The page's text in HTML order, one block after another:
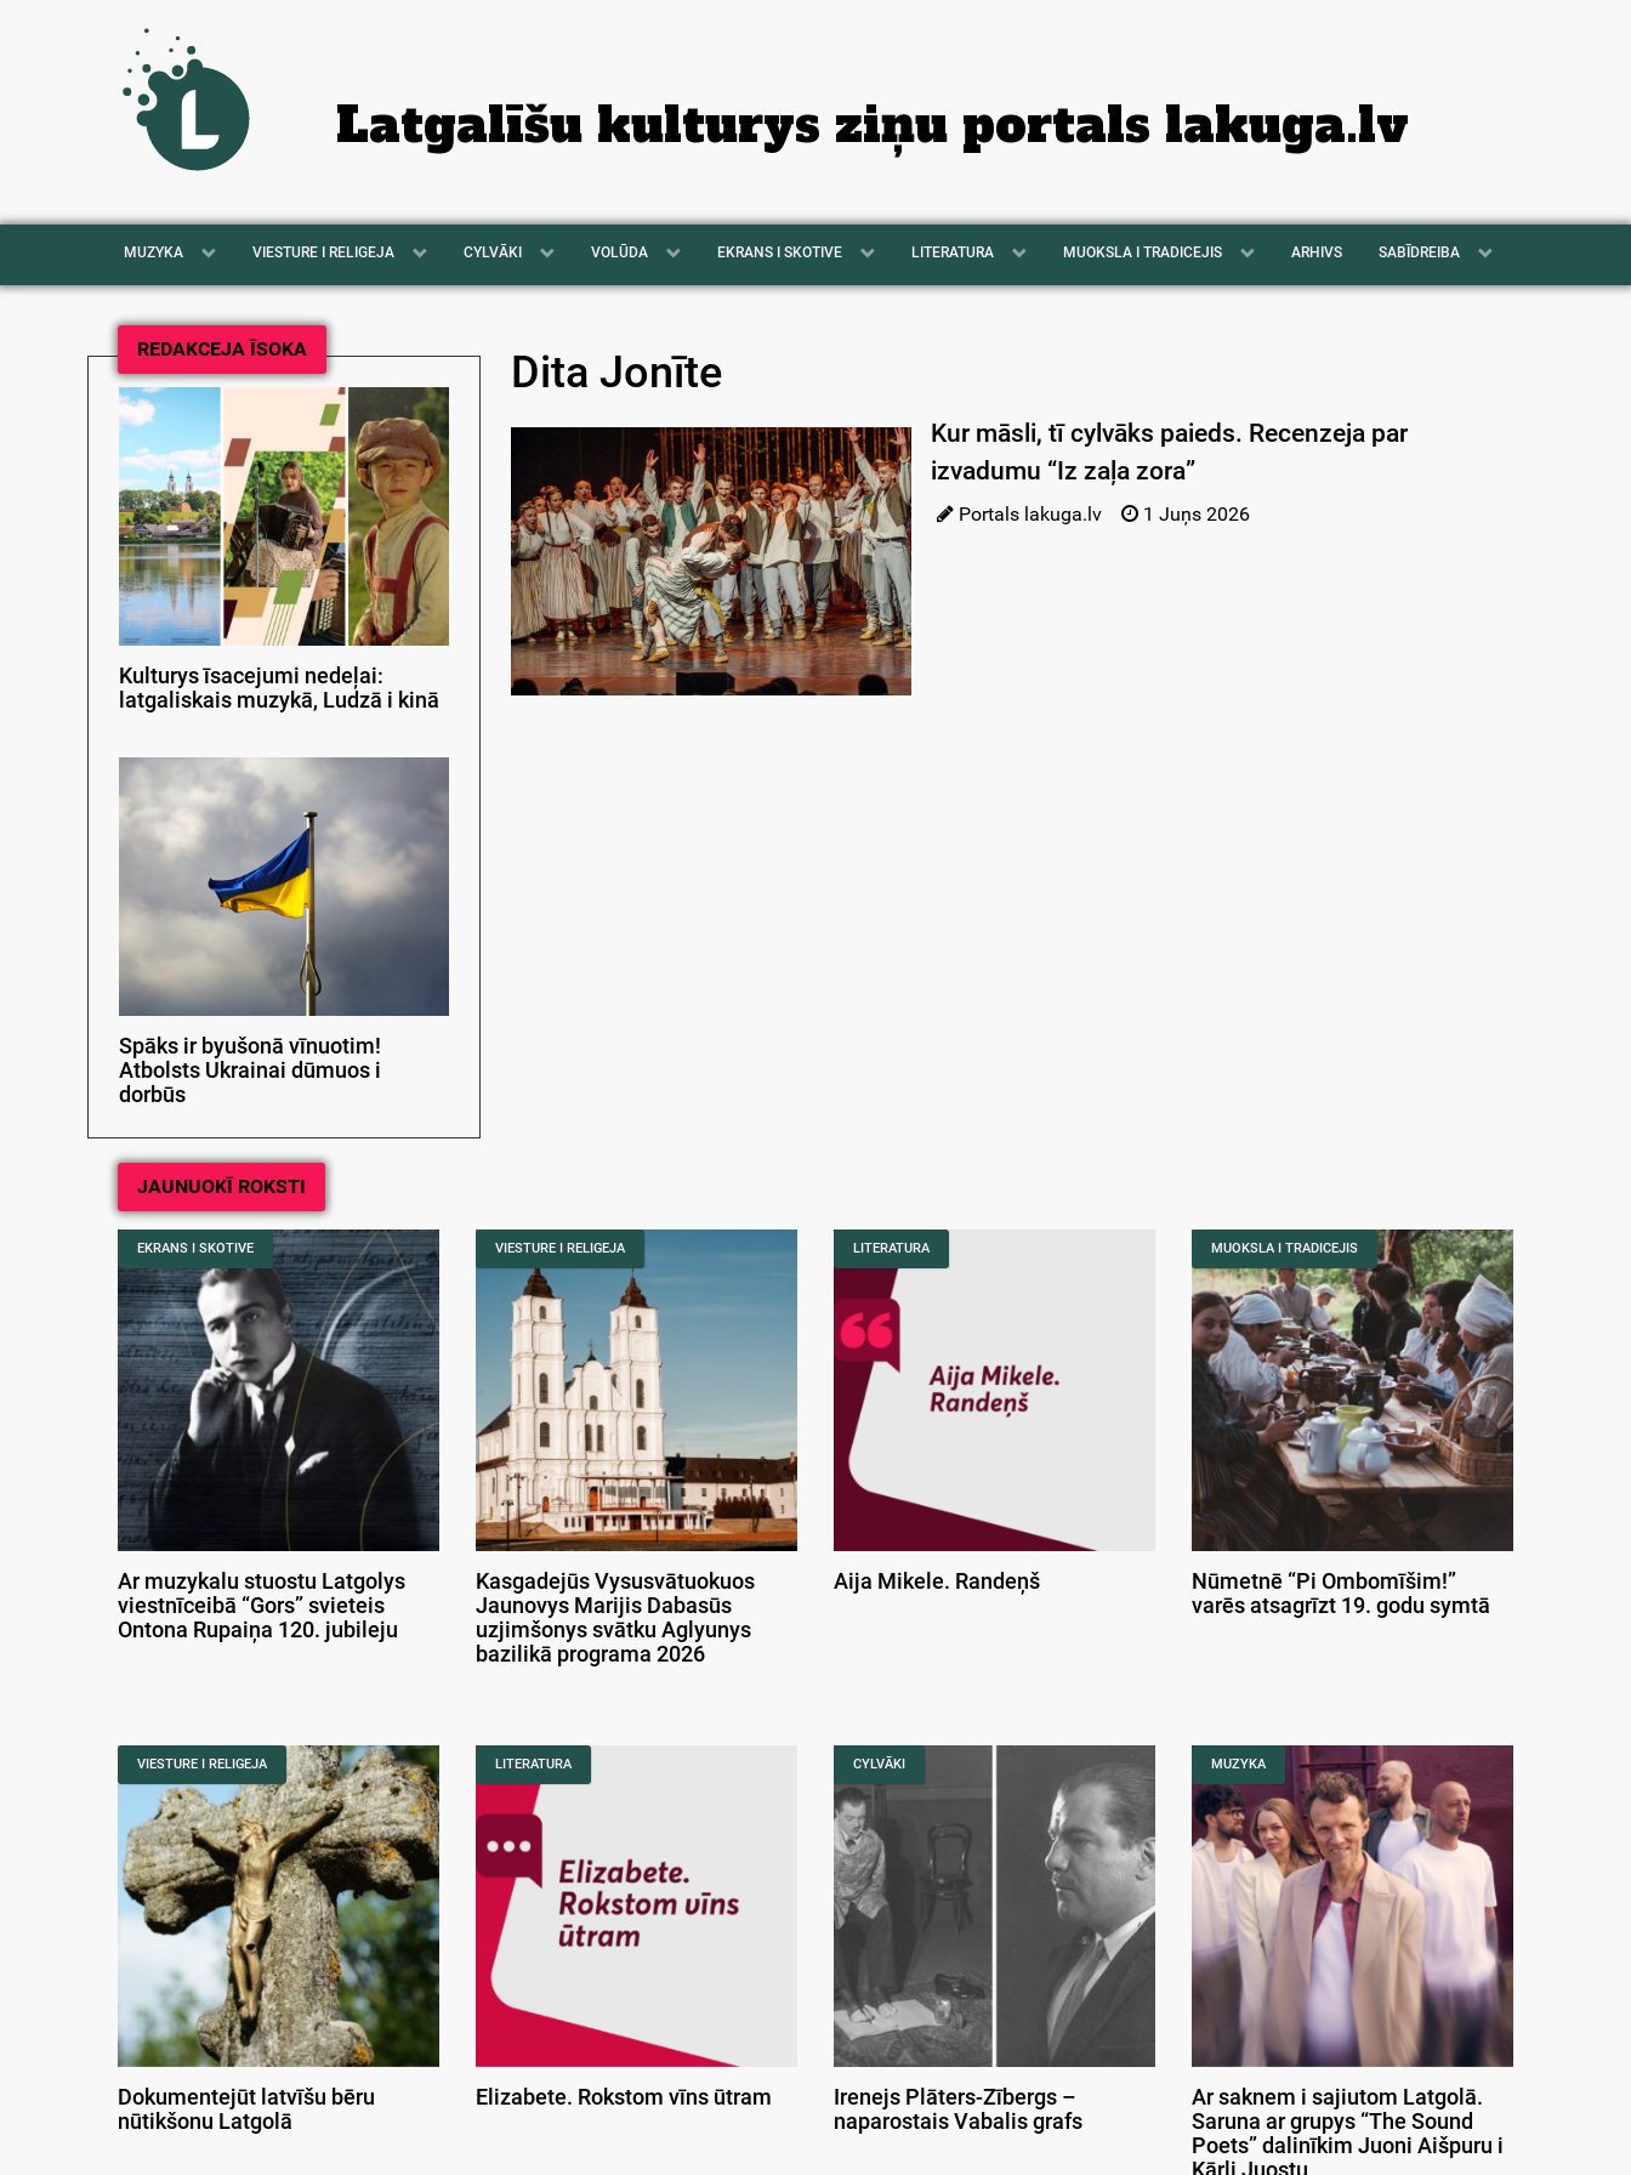
Latgalīšu kulturys ziņu portals lakuga.lv
MUZYKA VIESTURE I RELIGEJA CYLVĀKI VOLŪDA EKRANS I SKOTIVE LITERATURA MUOKSLA I TRADICEJIS ARHIVS SABĪDREIBA
REDAKCEJA ĪSOKA
Kulturys īsacejumi nedeļai:
latgaliskais muzykā, Ludzā i kinā
Spāks ir byušonā vīnuotim!
Atbolsts Ukrainai dūmuos i
dorbūs
Dita Jonīte
Kur māsli, tī cylvāks paieds. Recenzeja par
izvadumu “Iz zaļa zora”
Portals lakuga.lv 1 Juņs 2026
JAUNUOKĪ ROKSTI
EKRANS I SKOTIVE
Ar muzykalu stuostu Latgolys
viestnīceibā “Gors” svieteis
Ontona Rupaiņa 120. jubileju
VIESTURE I RELIGEJA
Kasgadejūs Vysusvātuokuos
Jaunovys Marijis Dabasūs
uzjimšonys svātku Aglyunys
bazilikā programa 2026
LITERATURA
Aija Mikele. Randeņš
MUOKSLA I TRADICEJIS
Nūmetnē “Pi Ombomīšim!”
varēs atsagrīzt 19. godu symtā
VIESTURE I RELIGEJA
Dokumentejūt latvīšu bēru
nūtikšonu Latgolā
LITERATURA
Elizabete. Rokstom vīns ūtram
CYLVĀKI
Irenejs Plāters-Zībergs –
naparostais Vabalis grafs
MUZYKA
Ar saknem i sajiutom Latgolā.
Saruna ar grupys “The Sound
Poets” dalinīkim Juoni Aišpuru i
Kārli Juostu